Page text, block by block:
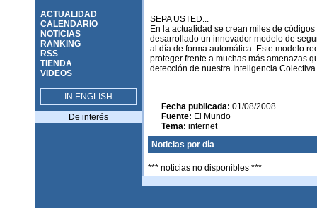
ACTUALIDAD
CALENDARIO
NOTICIAS
RANKING
RSS
TIENDA
VIDEOS
IN ENGLISH
De interés
SEPA USTED...
En la actualidad se crean miles de
desarrollado un innovador modelo de
al día de forma automática. Este modelo
proteger frente a muchas más amenazas
detección de nuestra Inteligencia
Fecha publicada: 01/08/2008
Fuente: El Mundo
Tema: internet
Noticias por día
*** noticias no disponibles ***